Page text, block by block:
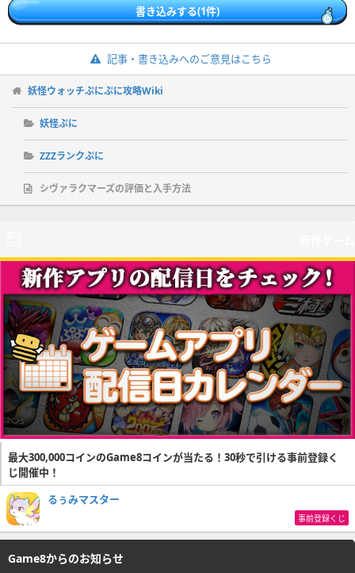
書き込みする(1件)
記事・書き込みへのご意見はこちら
妖怪ウォッチぷにぷに攻略Wiki
妖怪ぷに
ZZZランクぷに
シヴァラクマーズの評価と入手方法
最大300,000コインのGame8コインが当たる！30秒で引ける事前登録く
じ開催中！
るぅみマスター
事前登録くじ
Game8からのお知らせ